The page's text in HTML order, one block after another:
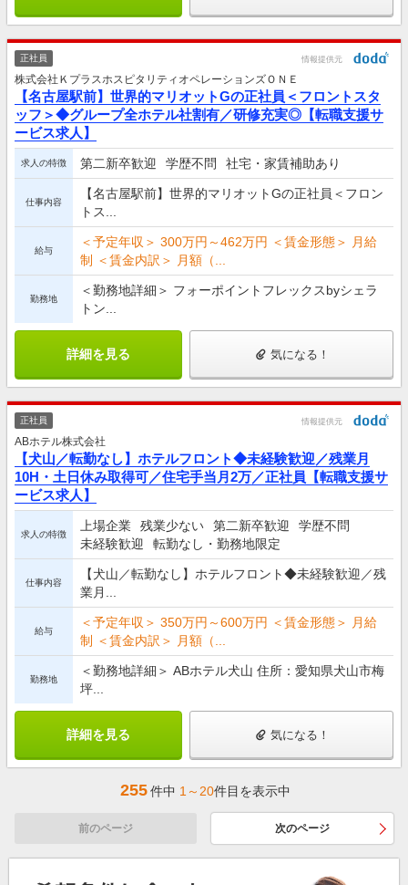
正社員 情報提供元
株式会社ＫプラスホスピタリティオペレーションズＯＮＥ
【名古屋駅前】世界的マリオットGの正社員＜フロントスタ
ッフ＞◆グループ全ホテル社割有／研修充実◎【転職支援サ
ービス求人】
求人の特徴 第二新卒歓迎 学歴不問 社宅・家賃補助あり
仕事内容
【名古屋駅前】世界的マリオットGの正社員＜フロン
トス...
給与
＜予定年収＞ 300万円～462万円 ＜賃金形態＞ 月給
制 ＜賃金内訳＞ 月額（...
勤務地
＜勤務地詳細＞ フォーポイントフレックスbyシェラ
トン...
詳細を見る 気になる！
正社員 情報提供元
ABホテル株式会社
【犬山／転勤なし】ホテルフロント◆未経験歓迎／残業月
10H・土日休み取得可／住宅手当月2万／正社員【転職支援サ
ービス求人】
求人の特徴
上場企業 残業少ない 第二新卒歓迎
学歴不問
未経験歓迎
転勤なし・勤務地限定
仕事内容
【犬山／転勤なし】ホテルフロント◆未経験歓迎／残
業月...
給与
＜予定年収＞ 350万円～600万円 ＜賃金形態＞ 月給
制 ＜賃金内訳＞ 月額（...
勤務地
＜勤務地詳細＞ ABホテル犬山 住所：愛知県犬山市梅
坪...
詳細を見る 気になる！
255件中 1～20件目を表示中
前のページ 次のページ